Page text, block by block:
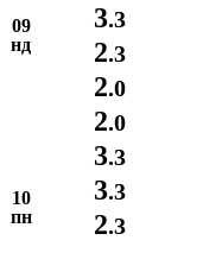
09
нд
3.3
2.3
2.0
2.0
3.3
10
пн
3.3
2.3